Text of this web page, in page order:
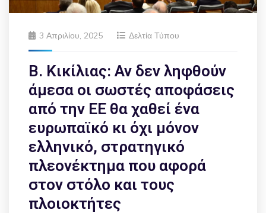
3 Απριλίου, 2025 Δελτία Τύπου
Β. Κικίλιας: Αν δεν ληφθούν
άμεσα οι σωστές αποφάσεις
από την ΕΕ θα χαθεί ένα
ευρωπαϊκό κι όχι μόνον
ελληνικό, στρατηγικό
πλεονέκτημα που αφορά
στον στόλο και τους
πλοιοκτήτες